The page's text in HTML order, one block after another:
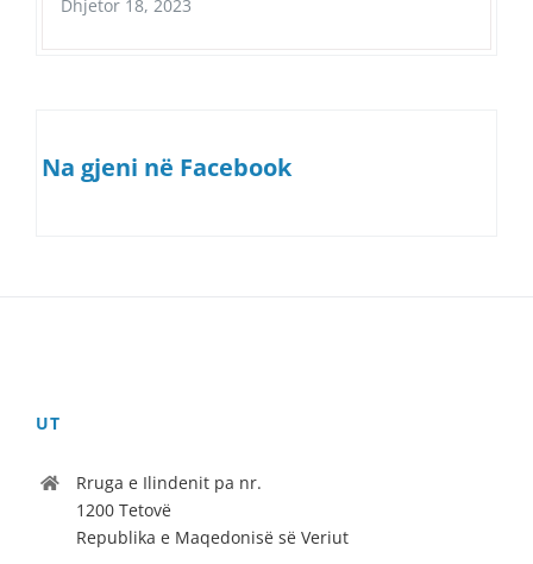
Dhjetor 18, 2023
Na gjeni në Facebook
UT
Rruga e Ilindenit pa nr.
1200 Tetovë
Republika e Maqedonisë së Veriut